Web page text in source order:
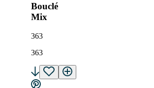
Bouclé
Mix
363
363